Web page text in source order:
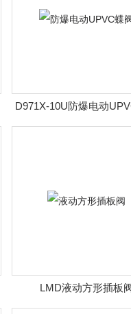
D971X-10U防爆电动
LMD液动方形插板